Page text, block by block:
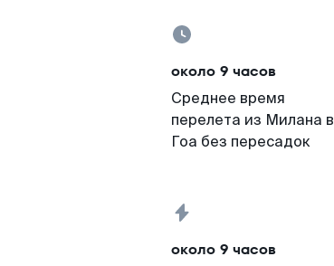
около 9 часов
Среднее время
перелета из Милана в
Гоа без пересадок
около 9 часов